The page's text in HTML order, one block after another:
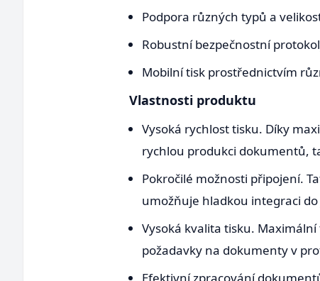
Podpora různých typů a
Robustní bezpečnostní
Mobilní tisk prostřednictvím
Vlastnosti produktu
Vysoká rychlost tisku. Díky
rychlou produkci dokumentů,
Pokročilé možnosti připojení.
umožňuje hladkou integraci
Vysoká kvalita tisku.
požadavky na dokumenty v